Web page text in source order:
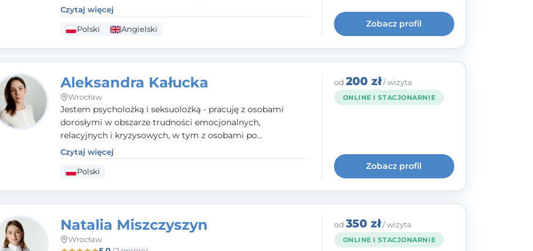
seksualnego, żałoby, kryzysów życiowych i wypalenia
zawodowego. Pracuję w języku polskim i angielskim, w
podejściu humanistycznym, opartym na partnerstwie i
Czytaj więcej
Polski Angielski Zobacz profil
Aleksandra Kałucka
Wrocław
Jestem psycholożką i seksuolożką - pracuję z osobami
dorosłymi w obszarze trudności emocjonalnych,
relacyjnych i kryzysowych, w tym z osobami po
doświadczeniach przemocy. Ukończyłam psychologię
kliniczną oraz studia podyplomowe z interwencji kryzysowej
i seksuologii klinicznej na SWPS we Wrocławiu. W pracy
Czytaj więcej
Polski
od 200 zł/ wizyta
ONLINE I STACJONARNIE
Zobacz profil
Natalia Miszczyszyn
Wrocław
od 350 zł/ wizyta
ONLINE I STACJONARNIE